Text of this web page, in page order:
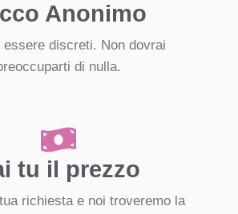
Anonimo
essere discreti. Non dovrai
di nulla.
tu il prezzo
richiesta e noi troveremo la